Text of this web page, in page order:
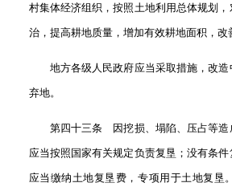
村集体经济组织，按照土地利用总体规划
治，提高耕地质量，增加有效耕地面积，
地方各级人民政府应当采取措施，改造
弃地。
第四十三条 因挖损、塌陷、压占等造
应当按照国家有关规定负责复垦；没有条
应当缴纳土地复垦费，专项用于土地复垦